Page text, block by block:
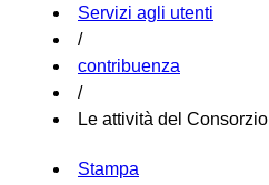
Servizi agli utenti
/
contribuenza
/
Le attività del Consorzio
Stampa